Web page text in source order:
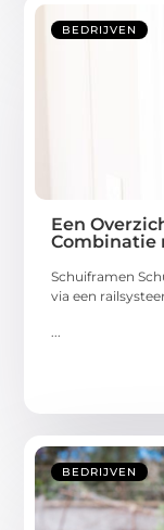
BEDRIJVEN
Een
Combinatie
Schuiframen
via een
BEDRIJVEN